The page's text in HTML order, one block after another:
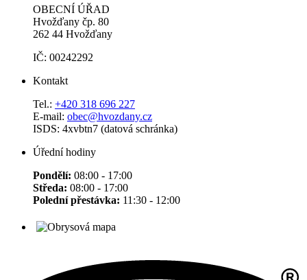
OBECNÍ ÚŘAD
Hvožďany čp. 80
262 44 Hvožďany
IČ: 00242292
Kontakt
Tel.: +420 318 696 227
E-mail: obec@hvozdany.cz
ISDS: 4xvbtn7 (datová schránka)
Úřední hodiny
Pondělí: 08:00 - 17:00
Středa: 08:00 - 17:00
Polední přestávka: 11:30 - 12:00